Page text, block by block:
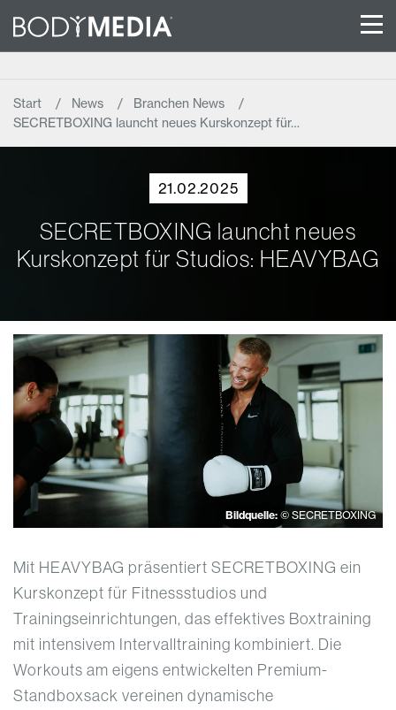
Start News
Branchen News
SECRETBOXING launcht neues Kurskonzept für…
21.02.2025
SECRETBOXING launcht neues
Kurskonzept für Studios: HEAVYBAG
Bildquelle: © SECRETBOXING
Mit HEAVYBAG präsentiert SECRETBOXING ein
Kurskonzept für Fitnessstudios und
Trainingseinrichtungen, das effektives Boxtraining
mit intensivem Intervalltraining kombiniert. Die
Workouts am eigens entwickelten Premium-
Standboxsack vereinen dynamische